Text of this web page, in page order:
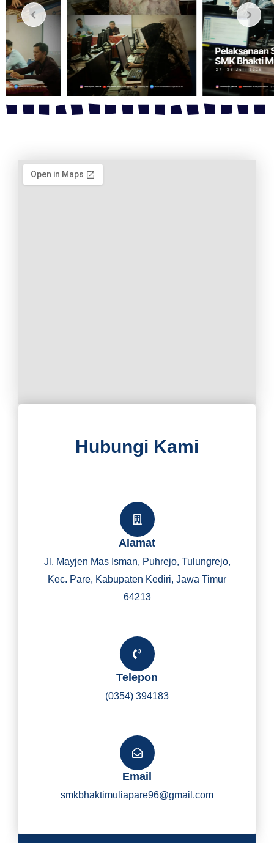
Y
I
Hubungi Kami
Alamat
Jl. Mayjen Mas Isman, Puhrejo, Tulungrejo,
Kec. Pare, Kabupaten Kediri, Jawa Timur
64213
Telepon
(0354) 394183
Email
smkbhaktimuliapare96@gmail.com